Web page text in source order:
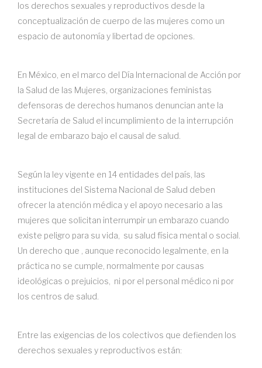
los derechos sexuales y reproductivos desde la
conceptualización de cuerpo de las mujeres como un
espacio de autonomía y libertad de opciones.
En México, en el marco del Día Internacional de Acción por
la Salud de las Mujeres, organizaciones feministas
defensoras de derechos humanos denuncian ante la
Secretaría de Salud el incumplimiento de la interrupción
legal de embarazo bajo el causal de salud.
Según la ley vigente en 14 entidades del país, las
instituciones del Sistema Nacional de Salud deben
ofrecer la atención médica y el apoyo necesario a las
mujeres que solicitan interrumpir un embarazo cuando
existe peligro para su vida, su salud física mental o social.
Un derecho que , aunque reconocido legalmente, en la
práctica no se cumple, normalmente por causas
ideológicas o prejuicios, ni por el personal médico ni por
los centros de salud.
Entre las exigencias de los colectivos que defienden los
derechos sexuales y reproductivos están: